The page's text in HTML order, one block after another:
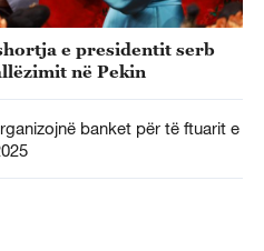
e presidentit serb
në Pekin
banket për të ftuarit e